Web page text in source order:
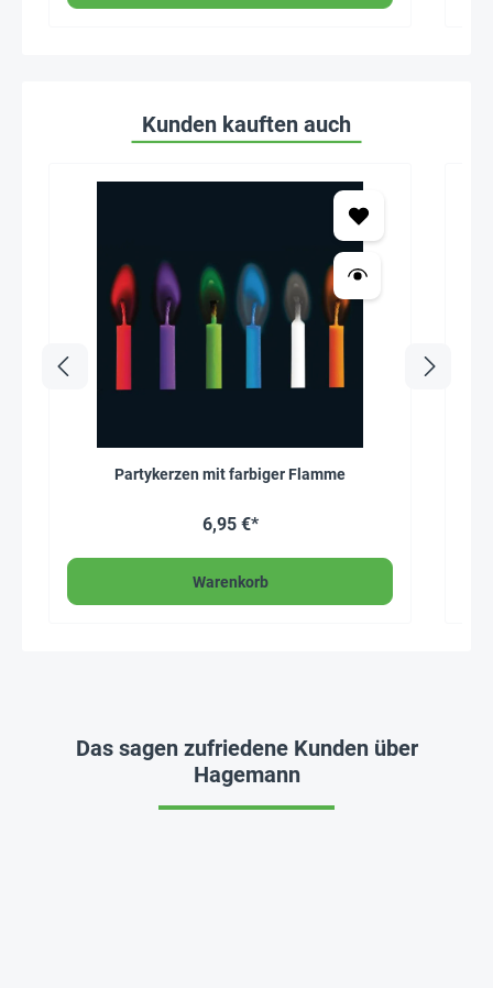
Kunden kauften auch
Partykerzen mit farbiger Flamme
6,95 €*
Warenkorb
Das sagen zufriedene Kunden über
Hagemann